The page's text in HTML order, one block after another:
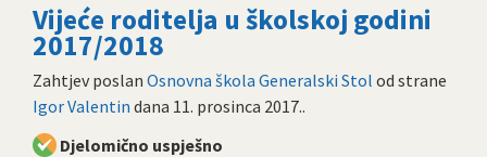
Vijeće roditelja u školskoj godini
2017/2018
Zahtjev poslan Osnovna škola Generalski Stol od strane
Igor Valentin dana 11. prosinca 2017..
Djelomično uspješno